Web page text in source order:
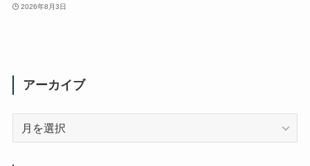
2026年8月3日
アーカイブ